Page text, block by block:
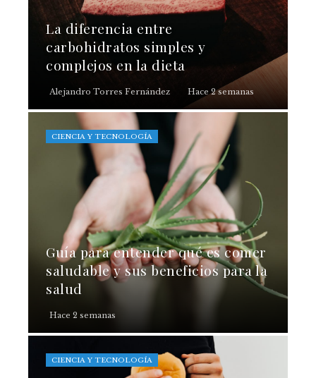
La diferencia entre
carbohidratos simples y
complejos en la dieta
Alejandro Torres Fernández Hace 2 semanas
CIENCIA Y TECNOLOGÍA
Guía para entender qué es comer
saludable y sus beneficios para la
salud
Hace 2 semanas
CIENCIA Y TECNOLOGÍA